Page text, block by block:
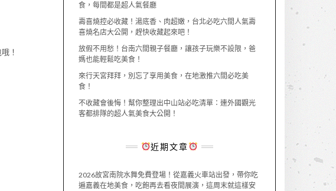
！
食，每間都是超人氣餐廳
壽喜燒控必收藏！湯底香、肉超嫩，台北必吃六間人氣壽
喜燒名店大公開，趕快收藏起來吧！
放假不用愁！台南六間親子餐廳，讓孩子玩樂不設限，爸
媽也能輕鬆吃美食！
來行天宮拜拜，別忘了享用美食，在地激推六間必吃美
食！
不收藏會後悔！幫你整理出中山站必吃清單：連外國觀光
客都排隊的超人氣美食大公開！
近期文章
2026故宮南院水舞免費登場！從嘉義火車站出發，帶你吃
遍嘉義在地美食，吃飽再去看夜間展演，這周末就這樣安